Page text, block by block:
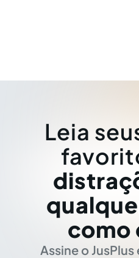
Leia
como
Assine o